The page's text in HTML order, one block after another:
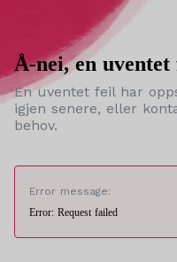
Å-nei, en
En uventet feil har
igjen senere, eller
behov.
Error message:
Error: Request failed